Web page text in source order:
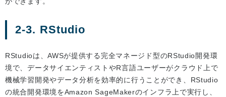
2-3. RStudio
RStudioは、AWSが提供する完全マネージド型のRStudio開発環
境で、データサイエンティストやR言語ユーザーがクラウド上で
機械学習開発やデータ分析を効率的に行うことができ、RStudio
の統合開発環境をAmazon SageMakerのインフラ上で実行し、